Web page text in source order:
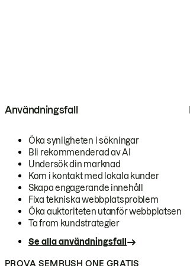
Användningsfall
Öka synligheten i sökningar
Bli rekommenderad av AI
Undersök din marknad
Kom i kontakt med lokala kunder
Skapa engagerande innehåll
Fixa tekniska webbplatsproblem
Öka auktoriteten utanför webbplatsen
Ta fram kundstrategier
Se alla användningsfall
PROVA SEMRUSH ONE GRATIS